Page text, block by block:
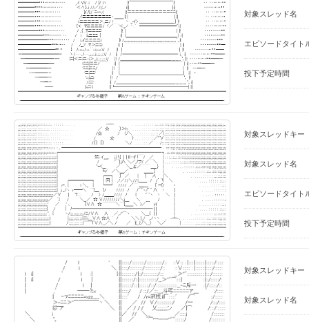
対象スレッド名
エピソードタイト
投下予定時間
対象スレッドキー
対象スレッド名
エピソードタイト
投下予定時間
対象スレッドキー
対象スレッド名